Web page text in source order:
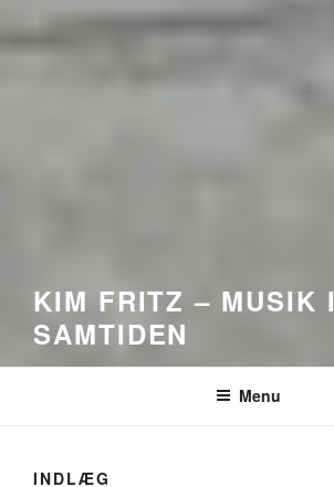
KIM FRITZ – MUSIK I
SAMTIDEN
Menu
INDLÆG